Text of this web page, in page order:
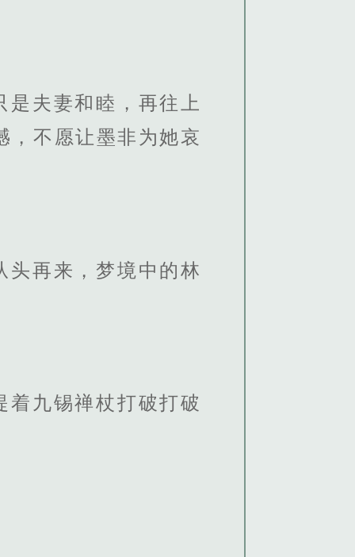
夫妻和睦，再往上
，不愿让墨非为她哀
头再来，梦境中的林
着九锡禅杖打破打破